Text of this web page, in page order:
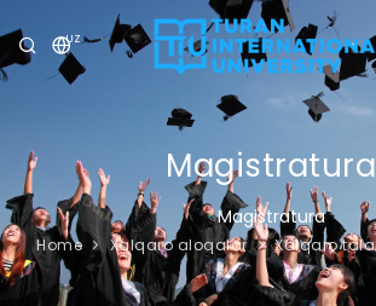
UZ
DASTURLAR
QABUL
TADQIQOT
Magistratura
Magistratura
Home Xalqaro aloqalar Xalqaro